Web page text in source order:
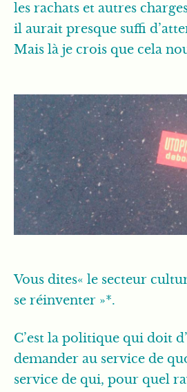
les rachats et autres
il aurait presque suffi
Mais là je crois que cela
Vous dites« le secteur
se réinventer »*.
C’est la politique qui doit
demander au service de
service de qui, pour quel